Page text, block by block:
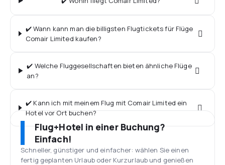
✔️ Wann kann man die billigsten Flugtickets für Flüge
Comair Limited kaufen?
✔️ Welche Fluggesellschaften bieten ähnliche Flüge
an?
✔️ Kann ich mit meinem Flug mit Comair Limited ein
Hotel vor Ort buchen?
Flug+Hotel in einer Buchung?
Einfach!
Schneller, günstiger und einfacher: wählen Sie einen
fertig geplanten Urlaub oder Kurzurlaub und genießen